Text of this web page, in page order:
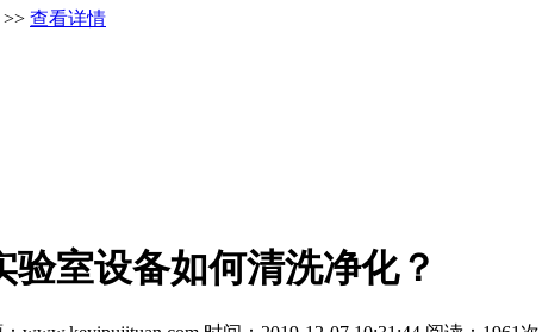
>> 查看详情
验室设备如何清洗净化？